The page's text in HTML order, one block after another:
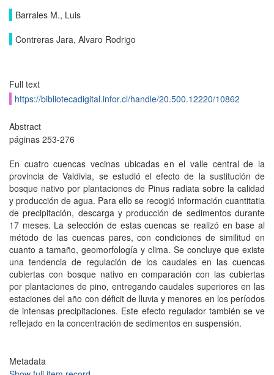
Barrales M., Luis
Contreras Jara, Alvaro Rodrigo
Full text
https://bibliotecadigital.infor.cl/handle/20.500.12220/10862
Abstract
páginas 253-276
En cuatro cuencas vecinas ubicadas en el valle central de la
provincia de Valdivia, se estudió el efecto de la sustitución de
bosque nativo por plantaciones de Pinus radiata sobre la calidad
y producción de agua. Para ello se recogió información cuantitatia
de precipitación, descarga y producción de sedimentos durante
17 meses. La selección de estas cuencas se realizó en base al
método de las cuencas pares, con condiciones de similitud en
cuanto a tamaño, geomorfología y clima. Se concluye que existe
una tendencia de regulación de los caudales en las cuencas
cubiertas con bosque nativo en comparación con las cubiertas
por plantaciones de pino, entregando caudales superiores en las
estaciones del año con déficit de lluvia y menores en los períodos
de intensas precipitaciones. Este efecto regulador también se ve
reflejado en la concentración de sedimentos en suspensión.
Metadata